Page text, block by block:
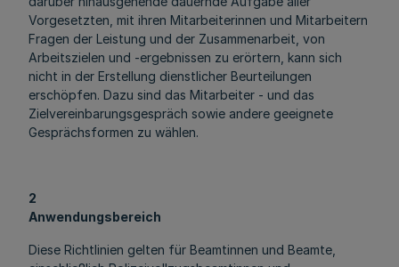
Vorgesetzten, mit ihren Mitarbeiterinnen und Mitarbeitern
Fragen der Leistung und der Zusammenarbeit, von
Arbeitszielen und -ergebnissen zu erörtern, kann sich
nicht in der Erstellung dienstlicher Beurteilungen
erschöpfen. Dazu sind das Mitarbeiter - und das
Zielvereinbarungsgespräch sowie andere geeignete
Gesprächsformen zu wählen.
2
Anwendungsbereich
Diese Richtlinien gelten für Beamtinnen und Beamte,